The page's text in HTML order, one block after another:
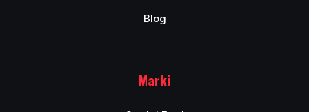
Blog
Marki